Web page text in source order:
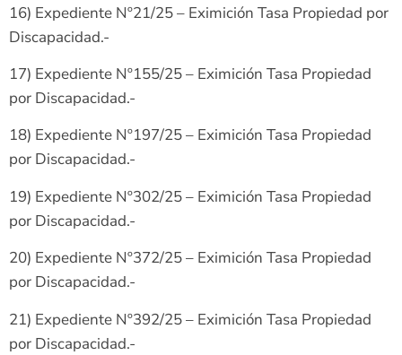
16) Expediente Nº21/25 – Eximición Tasa Propiedad por
Discapacidad.-
17) Expediente Nº155/25 – Eximición Tasa Propiedad
por Discapacidad.-
18) Expediente Nº197/25 – Eximición Tasa Propiedad
por Discapacidad.-
19) Expediente Nº302/25 – Eximición Tasa Propiedad
por Discapacidad.-
20) Expediente Nº372/25 – Eximición Tasa Propiedad
por Discapacidad.-
21) Expediente Nº392/25 – Eximición Tasa Propiedad
por Discapacidad.-